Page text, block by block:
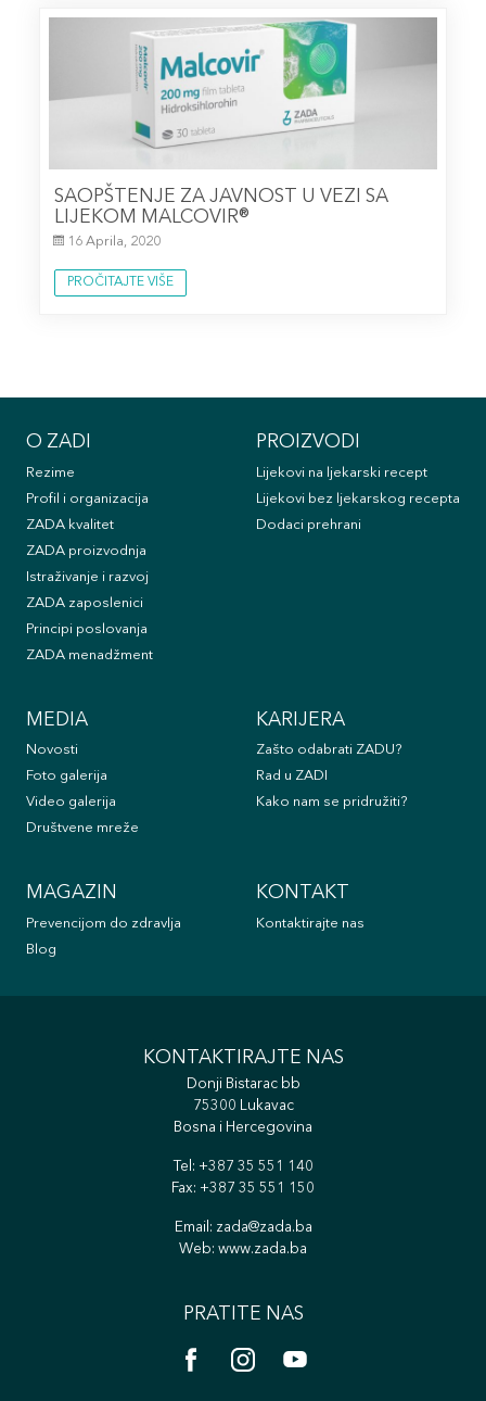
SAOPŠTENJE ZA JAVNOST U VEZI SA
LIJEKOM MALCOVIR®
16 Aprila, 2020
PROČITAJTE VIŠE
O ZADI
Rezime
Profil i organizacija
ZADA kvalitet
ZADA proizvodnja
Istraživanje i razvoj
ZADA zaposlenici
Principi poslovanja
ZADA menadžment
PROIZVODI
Lijekovi na ljekarski recept
Lijekovi bez ljekarskog recepta
Dodaci prehrani
MEDIA
Novosti
Foto galerija
Video galerija
Društvene mreže
KARIJERA
Zašto odabrati ZADU?
Rad u ZADI
Kako nam se pridružiti?
MAGAZIN
Prevencijom do zdravlja
Blog
KONTAKT
Kontaktirajte nas
KONTAKTIRAJTE NAS
Donji Bistarac bb
75300 Lukavac
Bosna i Hercegovina
Tel: +387 35 551 140
Fax: +387 35 551 150
Email: zada@zada.ba
Web: www.zada.ba
PRATITE NAS